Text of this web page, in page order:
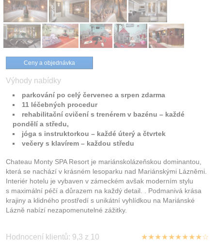
Ceny a objednávka
Výhody nabídky
parkování po celý červenec a srpen zdarma
11 léčebných procedur
rehabilitační cvičení s trenérem v bazénu – každé
pondělí a středu,
jóga s instruktorkou – každé úterý a čtvrtek
večery s klavírem – každou středu
Chateau Monty SPA Resort je mariánskolázeňskou dominantou,
která se nachází v krásném lesoparku nad Mariánskými Lázněmi.
Interiér hotelu je vybaven v zámeckém avšak moderním stylu
s maximální péčí a důrazem na každý detail. . Podmanivá krása
krajiny a klidného prostředí s unikátní vyhlídkou na Mariánské
Lázně nabízí nezapomenutelné zážitky.
Hodnocení klientů: 9,3 z 10 ★★★★★★★★★☆